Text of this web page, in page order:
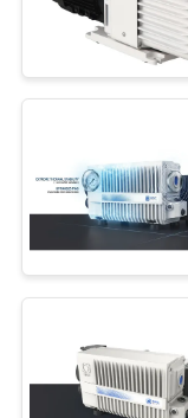
PROPOS
NOUS
VISITE
DE